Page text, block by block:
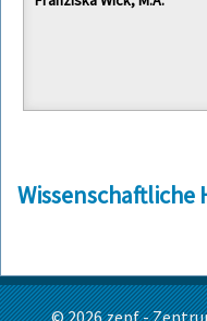
Wissenschaftliche
© 2026zepf -